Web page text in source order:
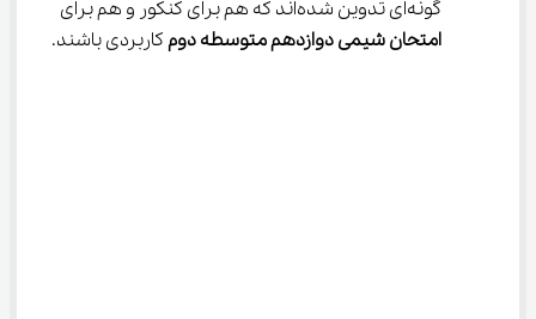
گونه‌ای تدوین شده‌اند که هم برای کنکور و هم برای
امتحان شیمی دوازدهم متوسطه دوم کاربردی باشند.